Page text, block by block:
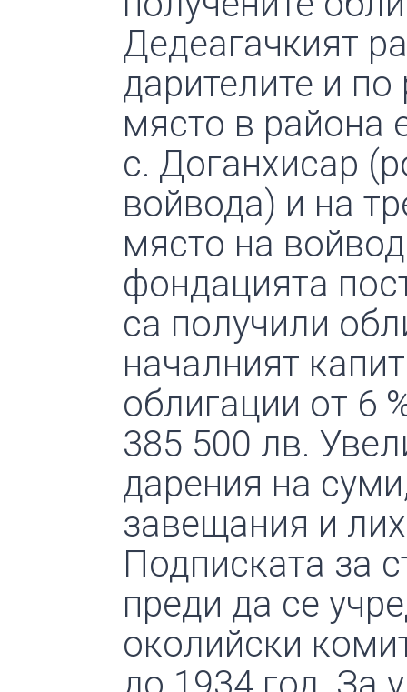
Дедеагачкият
дарителите и
място в района
с. Доганхисар
войвода) и на
място на
фондацията
са получили
началният
облигации от 6
385 500 лв.
дарения на
завещания и
Подписката за
преди да се
околийски